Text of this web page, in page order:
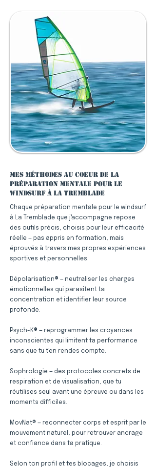
Mes méthodes au coeur de la
préparation mentale pour le
windsurf à La Tremblade
Chaque préparation mentale pour le windsurf
à La Tremblade que j'accompagne repose
des outils précis, choisis pour leur efficacité
réelle — pas appris en formation, mais
éprouvés à travers mes propres expériences
sportives et personnelles.
Dépolarisation® — neutraliser les charges
émotionnelles qui parasitent ta
concentration et identifier leur source
profonde.
Psych-K® — reprogrammer les croyances
inconscientes qui limitent ta performance
sans que tu t'en rendes compte.
Sophrologie — des protocoles concrets de
respiration et de visualisation, que tu
réutilises seul avant une épreuve ou dans les
moments difficiles.
MovNat® — reconnecter corps et esprit par le
mouvement naturel, pour retrouver ancrage
et confiance dans ta pratique.
Selon ton profil et tes blocages, je choisis